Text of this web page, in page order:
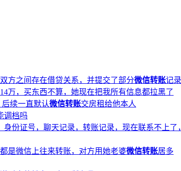
方之间存在借贷关系，并提交了部分微信转账记
万，买东西不算，她现在把我所有信息都拉黑了
续一直默认微信转账交房租给他本人
调档吗
身份证号，聊天记录，转账记录，现在联系不上了
是微信上往来转账，对方用她老婆微信转账居多